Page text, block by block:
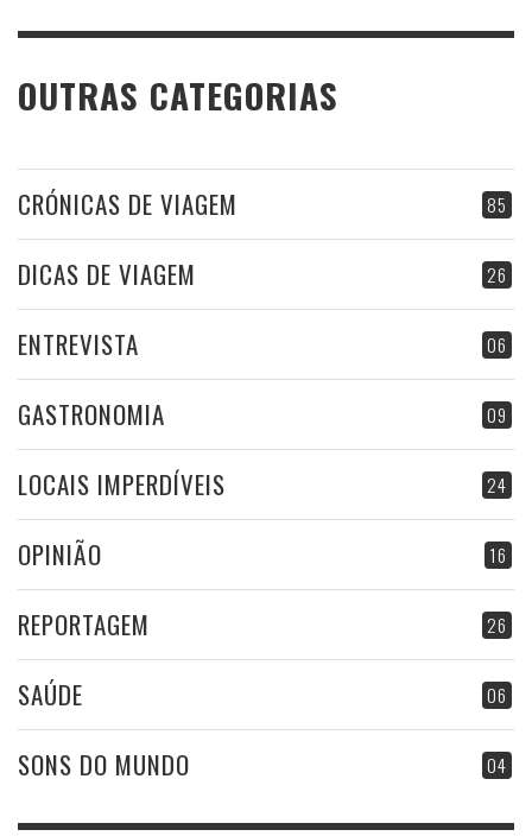
OUTRAS CATEGORIAS
85
CRÓNICAS DE VIAGEM
26
DICAS DE VIAGEM
06
ENTREVISTA
09
GASTRONOMIA
24
LOCAIS IMPERDÍVEIS
16
OPINIÃO
26
REPORTAGEM
06
SAÚDE
04
SONS DO MUNDO